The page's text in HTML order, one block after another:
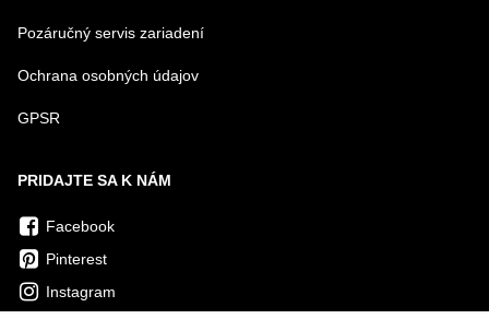
Pozáručný servis zariadení
Ochrana osobných údajov
GPSR
PRIDAJTE SA K NÁM
Facebook
Pinterest
Instagram